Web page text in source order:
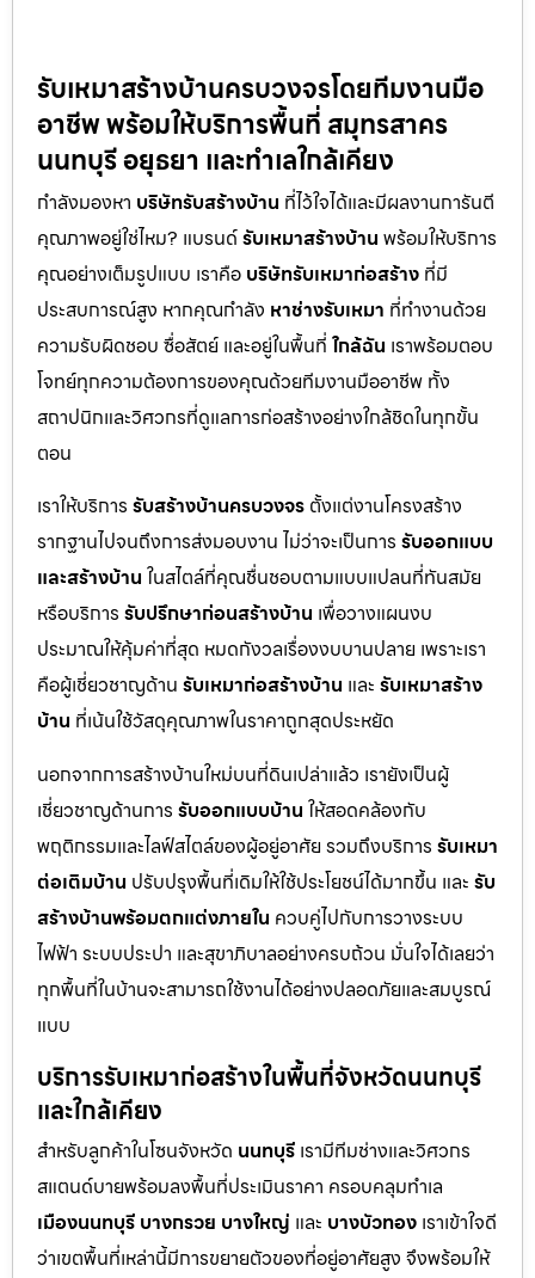
รับเหมาสร้างบ้านครบวงจรโดยทีมงานมือ
อาชีพ พร้อมให้บริการพื้นที่ สมุทรสาคร
นนทบุรี อยุธยา และทำเลใกล้เคียง
กำลังมองหา บริษัทรับสร้างบ้าน ที่ไว้ใจได้และมีผลงานการันตี
คุณภาพอยู่ใช่ไหม? แบรนด์รับเหมาสร้างบ้าน พร้อมให้บริการ
คุณอย่างเต็มรูปแบบ เราคือ บริษัทรับเหมาก่อสร้าง ที่มี
ประสบการณ์สูง หากคุณกำลัง หาช่างรับเหมา ที่ทำงานด้วย
ความรับผิดชอบ ซื่อสัตย์ และอยู่ในพื้นที่ ใกล้ฉัน เราพร้อมตอบ
โจทย์ทุกความต้องการของคุณด้วยทีมงานมืออาชีพ ทั้ง
สถาปนิกและวิศวกรที่ดูแลการก่อสร้างอย่างใกล้ชิดในทุกขั้น
ตอน
เราให้บริการ รับสร้างบ้านครบวงจร ตั้งแต่งานโครงสร้าง
รากฐานไปจนถึงการส่งมอบงาน ไม่ว่าจะเป็นการ รับออกแบบ
และสร้างบ้าน ในสไตล์ที่คุณชื่นชอบตามแบบแปลนที่ทันสมัย
หรือบริการ รับปรึกษาก่อนสร้างบ้าน เพื่อวางแผนงบ
ประมาณให้คุ้มค่าที่สุด หมดกังวลเรื่องงบบานปลาย เพราะเรา
คือผู้เชี่ยวชาญด้าน รับเหมาก่อสร้างบ้าน และ รับเหมาสร้าง
บ้าน ที่เน้นใช้วัสดุคุณภาพในราคาถูกสุดประหยัด
นอกจากการสร้างบ้านใหม่บนที่ดินเปล่าแล้ว เรายังเป็นผู้
เชี่ยวชาญด้านการ รับออกแบบบ้าน ให้สอดคล้องกับ
พฤติกรรมและไลฟ์สไตล์ของผู้อยู่อาศัย รวมถึงบริการ รับเหมา
ต่อเติมบ้าน ปรับปรุงพื้นที่เดิมให้ใช้ประโยชน์ได้มากขึ้น และ รับ
สร้างบ้านพร้อมตกแต่งภายใน ควบคู่ไปกับการวางระบบ
ไฟฟ้า ระบบประปา และสุขาภิบาลอย่างครบถ้วน มั่นใจได้เลยว่า
ทุกพื้นที่ในบ้านจะสามารถใช้งานได้อย่างปลอดภัยและสมบูรณ์
แบบ
บริการรับเหมาก่อสร้างในพื้นที่จังหวัดนนทบุรี
และใกล้เคียง
สำหรับลูกค้าในโซนจังหวัด นนทบุรี เรามีทีมช่างและวิศวกร
สแตนด์บายพร้อมลงพื้นที่ประเมินราคา ครอบคลุมทำเล
เมืองนนทบุรี บางกรวย บางใหญ่ และ บางบัวทอง เราเข้าใจดี
ว่าเขตพื้นที่เหล่านี้มีการขยายตัวของที่อยู่อาศัยสูง จึงพร้อมให้